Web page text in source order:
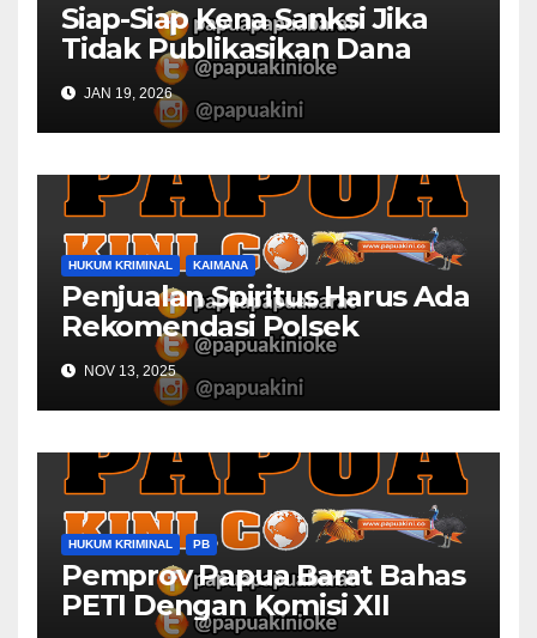
Siap-Siap Kena Sanksi Jika
Tidak Publikasikan Dana
Desa
JAN 19, 2026
HUKUM KRIMINAL KAIMANA
Penjualan Spiritus Harus Ada
Rekomendasi Polsek
Kaimana
NOV 13, 2025
HUKUM KRIMINAL PB
Pemprov Papua Barat Bahas
PETI Dengan Komisi XII